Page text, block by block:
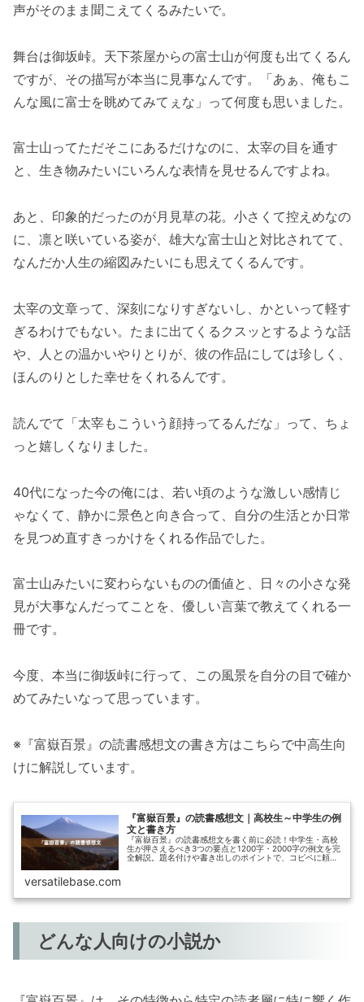
声がそのまま聞こえてくるみたいで。
舞台は御坂峠。天下茶屋からの富士山が何度も出てくるん
ですが、その描写が本当に見事なんです。「あぁ、俺もこ
んな風に富士を眺めてみてぇな」って何度も思いました。
富士山ってただそこにあるだけなのに、太宰の目を通す
と、生き物みたいにいろんな表情を見せるんですよね。
あと、印象的だったのが月見草の花。小さくて控えめなの
に、凛と咲いている姿が、雄大な富士山と対比されてて、
なんだか人生の縮図みたいにも思えてくるんです。
太宰の文章って、深刻になりすぎないし、かといって軽す
ぎるわけでもない。たまに出てくるクスッとするような話
や、人との温かいやりとりが、彼の作品にしては珍しく、
ほんのりとした幸せをくれるんです。
読んでて「太宰もこういう顔持ってるんだな」って、ちょ
っと嬉しくなりました。
40代になった今の俺には、若い頃のような激しい感情じ
ゃなくて、静かに景色と向き合って、自分の生活とか日常
を見つめ直すきっかけをくれる作品でした。
富士山みたいに変わらないものの価値と、日々の小さな発
見が大事なんだってことを、優しい言葉で教えてくれる一
冊です。
今度、本当に御坂峠に行って、この風景を自分の目で確か
めてみたいなって思っています。
※『富嶽百景』の読書感想文の書き方はこちらで中高生向
けに解説しています。
『富嶽百景』の読書感想文｜高校生～中学生の例
文と書き方
『富嶽百景』の読書感想文を書く前に必読！中学生・高校
生が押さえるべき3つの要点と1200字・2000字の例文を完
全解説。題名付けや書き出しのポイントで、コピペに頼ら
versatilebase.com
どんな人向けの小説か